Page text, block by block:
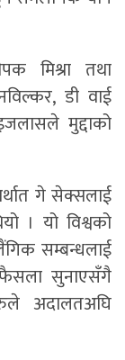
मिश्रा तथा
डी वाई
मुद्दाको
गे सेक्सलाई
। यो विश्वको
सम्बन्धलाई
सुनाएसँगै
अदालतअघि